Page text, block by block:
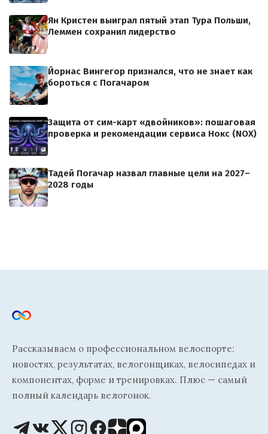
Ян Кристен выиграл пятый этап Тура Польши,
Леммен сохранил лидерство
Йорнас Вингегор признался, что не знает как
бороться с Погачаром
Защита от сим-карт «двойников»: пошаговая
проверка и рекомендации сервиса Нокс (NOX)
Тадей Погачар назвал главные цели на 2027–
2028 годы
Рассказываем о профессиональном велоспорте:
новостях, результатах, велогонщиках, велосипедах и
компонентах, форме и тренировках. Плюс — самый
полный календарь велогонок.